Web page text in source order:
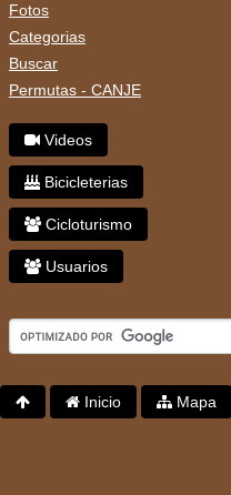
Fotos
Categorias
Buscar
Permutas - CANJE
Videos
Bicicleterias
Cicloturismo
Usuarios
Inicio Mapa